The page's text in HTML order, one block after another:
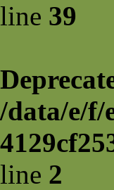
line 39
/data/e/f/
line 2